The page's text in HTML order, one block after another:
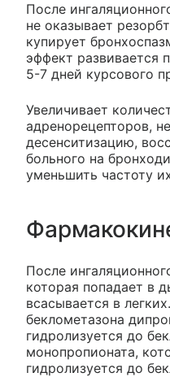
После
не оказывает
купирует
эффект развивается
5-7 дней курсового
Увеличивает
адренорецепторов,
десенситизацию,
больного на
уменьшить частоту
После
которая попадает в
всасывается в
беклометазона
гидролизуется до
монопропионата,
гидролизуется до